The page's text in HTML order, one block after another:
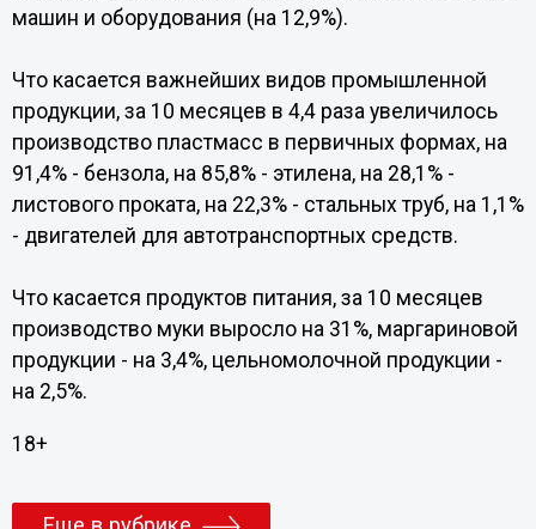
машин и оборудования (на 12,9%).
Что касается важнейших видов промышленной
продукции, за 10 месяцев в 4,4 раза увеличилось
производство пластмасс в первичных формах, на
91,4% - бензола, на 85,8% - этилена, на 28,1% -
листового проката, на 22,3% - стальных труб, на 1,1%
- двигателей для автотранспортных средств.
Что касается продуктов питания, за 10 месяцев
производство муки выросло на 31%, маргариновой
продукции - на 3,4%, цельномолочной продукции -
на 2,5%.
18+